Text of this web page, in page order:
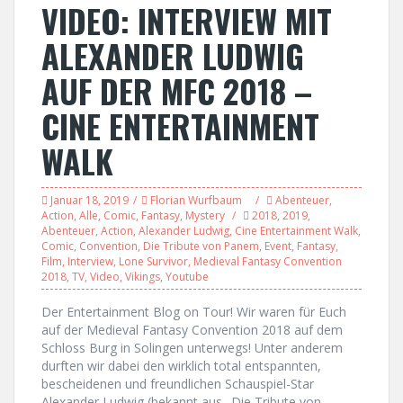
VIDEO: INTERVIEW MIT
ALEXANDER LUDWIG
AUF DER MFC 2018 –
CINE ENTERTAINMENT
WALK
Januar 18, 2019 Florian Wurfbaum Abenteuer,
Action, Alle, Comic, Fantasy, Mystery 2018, 2019,
Abenteuer, Action, Alexander Ludwig, Cine Entertainment Walk,
Comic, Convention, Die Tribute von Panem, Event, Fantasy,
Film, Interview, Lone Survivor, Medieval Fantasy Convention
2018, TV, Video, Vikings, Youtube
Der Entertainment Blog on Tour! Wir waren für Euch
auf der Medieval Fantasy Convention 2018 auf dem
Schloss Burg in Solingen unterwegs! Unter anderem
durften wir dabei den wirklich total entspannten,
bescheidenen und freundlichen Schauspiel-Star